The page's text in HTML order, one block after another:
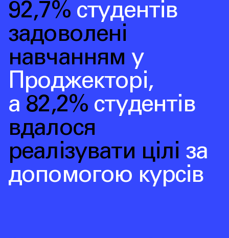
92,7% студентів
задоволені
навчанням у
Проджекторі,
а 82,2% студентів
вдалося
реалізувати цілі за
допомогою курсів